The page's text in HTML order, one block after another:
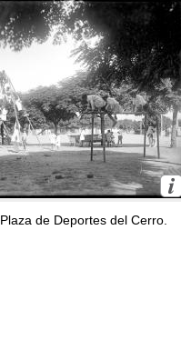
Plaza de Deportes del Cerro.